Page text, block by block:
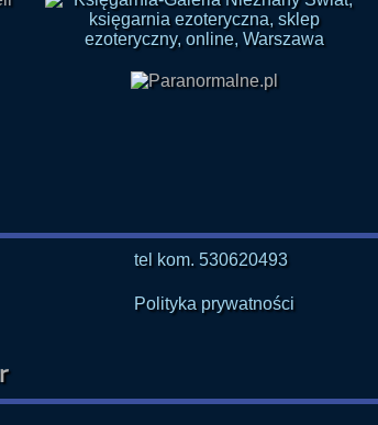
tel kom. 530620493
Polityka prywatności